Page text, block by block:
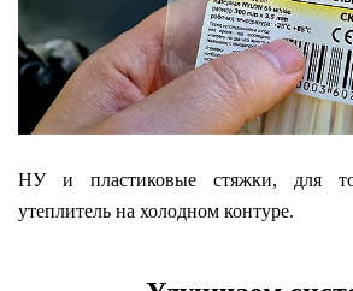
НУ и пластиковые стяжки, для
утеплитель на холодном контуре.